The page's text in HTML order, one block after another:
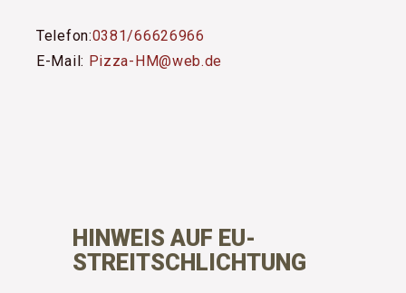
Telefon:0381/66626966
E-Mail: Pizza-HM@web.de
HINWEIS AUF EU-
STREITSCHLICHTUNG